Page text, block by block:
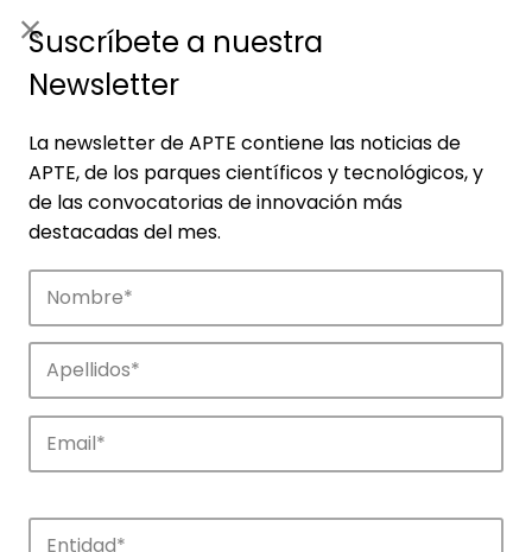
Noticias
Conoce las noticias más destacadas de
APTE y sus parques científicos y
Suscríbete a nuestra
Newsletter
La newsletter de APTE contiene las noticias de
APTE, de los parques científicos y tecnológicos, y
de las convocatorias de innovación más
destacadas del mes.